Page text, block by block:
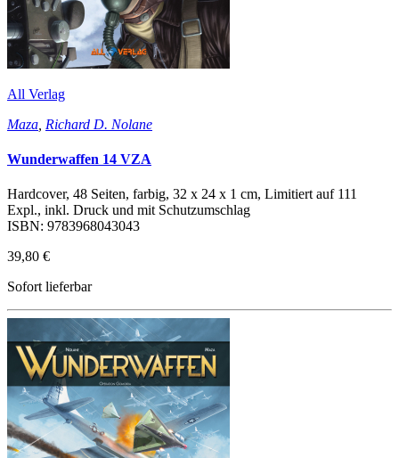
All Verlag
Maza Richard D. Nolane
Wunderwaffen 14 VZA
Hardcover, 48 Seiten, farbig, 32 x 24 x 1 cm, Limitiert auf 111
Expl., inkl. Druck und mit Schutzumschlag
ISBN: 9783968043043
39,80 €
Sofort lieferbar